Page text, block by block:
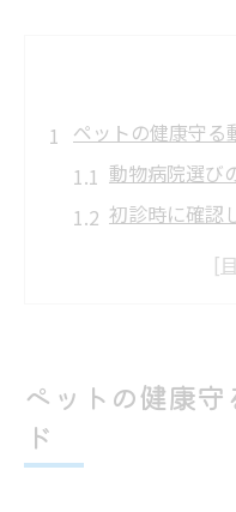
ペットの健康守る
動物病院選び
初診時に確認
動物病院の診
動物病院ジ
ペットの健康
ド